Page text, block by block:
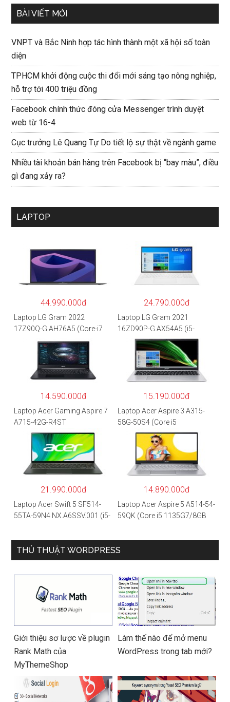
BÀI VIẾT MỚI
VNPT và Bắc Ninh hợp tác hình thành một xã hội số toàn
diện
TPHCM khởi động cuộc thi đổi mới sáng tạo nông nghiệp,
hỗ trợ tới 400 triệu đồng
Facebook chính thức đóng cửa Messenger trình duyệt
web từ 16-4
Cục trưởng Lê Quang Tự Do tiết lộ sự thật về ngành game
Nhiều tài khoản bán hàng trên Facebook bị “bay màu”, điều
gì đang xảy ra?
LAPTOP
44.990.000đ
Laptop LG Gram 2022
17Z90Q-G.AH76A5 (Core-i7
1260P/16GB/512GB/17″
WQXGA/Win 11/Xám)
24.790.000đ
Laptop LG Gram 2021
16ZD90P-G.AX54A5 (i5-
1135G7/8GB RAM/512GB
SSD/16″WQXGA/Dos/Trắng)
14.590.000đ
Laptop Acer Gaming Aspire 7
A715-42G-R4ST
NH.QAYSV.004 (R5
5500U/8GB RAM/256GB
SSD/15.6″FHD IPS/GTX1650
4GB/Win10) – Hàng chính
15.190.000đ
Laptop Acer Aspire 3 A315-
58G-50S4 (Core i5
1135G7/8GB
RAM/512GB/15.6″FHD/MX35
0 2GB/Win 10/Bạc)
21.990.000đ
Laptop Acer Swift 5 SF514-
55TA-59N4 NX.A6SSV.001 (i5-
anh) – Hàng chính hãng
14.890.000đ
Laptop Acer Aspire 5 A514-54-
59QK (Core i5 1135G7/8GB
THỦ THUẬT WORDPRESS
Giới thiệu sơ lược về plugin
Rank Math của
MyThemeShop
Làm thế nào để mở menu
WordPress trong tab mới?